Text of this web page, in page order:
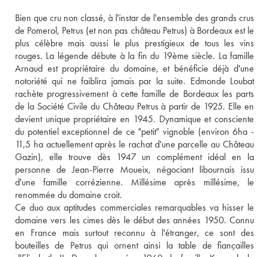
Bien que cru non classé, à l'instar de l'ensemble des grands crus
de Pomerol, Petrus (et non pas château Petrus) à Bordeaux est le
plus célèbre mais aussi le plus prestigieux de tous les vins
rouges. La légende débute à la fin du 19ème siècle. La famille
Arnaud est propriétaire du domaine, et bénéficie déjà d'une
notoriété qui ne faiblira jamais par la suite. Edmonde Loubat
rachète progressivement à cette famille de Bordeaux les parts
de la Société Civile du Château Petrus à partir de 1925. Elle en
devient unique propriétaire en 1945. Dynamique et consciente
du potentiel exceptionnel de ce "petit" vignoble (environ 6ha -
11,5 ha actuellement après le rachat d'une parcelle au Château
Gazin), elle trouve dès 1947 un complément idéal en la
personne de Jean-Pierre Moueix, négociant libournais issu
d'une famille corrézienne. Millésime après millésime, le
renommée du domaine croit.
Ce duo aux aptitudes commerciales remarquables va hisser le
domaine vers les cimes dès le début des années 1950. Connu
en France mais surtout reconnu à l'étranger, ce sont des
bouteilles de Petrus qui ornent ainsi la table de fiançailles